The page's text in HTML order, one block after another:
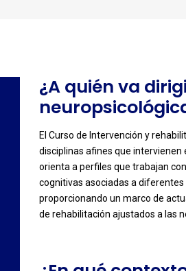
¿A quién va
El Curso de Intervención y
disciplinas afines que intervienen
orienta a perfiles que trabajan
cognitivas asociadas a
proporcionando un marco de
de rehabilitación ajustados a las
-